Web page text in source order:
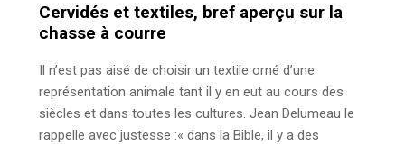
Cervidés et textiles, bref aperçu sur la
chasse à courre
Il n’est pas aisé de choisir un textile orné d’une
représentation animale tant il y en eut au cours des
siècles et dans toutes les cultures. Jean Delumeau le
rappelle avec justesse :« dans la Bible, il y a des